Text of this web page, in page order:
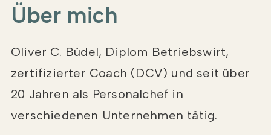
Über mich
Oliver C. Büdel, Diplom Betriebswirt,
zertifizierter Coach (DCV) und seit über
20 Jahren als Personalchef in
verschiedenen Unternehmen tätig.